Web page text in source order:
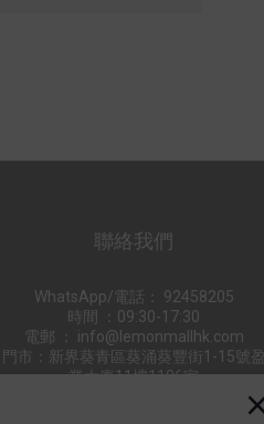
聯絡我們
WhatsApp/電話： 92458205
時間 ：09:30-17:30
電郵 ： info@lemonmallhk.com
門市：新界葵青區葵涌葵豐街1-15號盈
業大廈11樓1106室